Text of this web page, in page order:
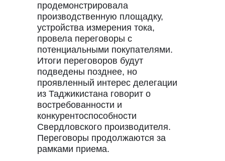
продемонстрировала
производственную площадку,
устройства измерения тока,
провела переговоры с
потенциальными покупателями.
Итоги переговоров будут
подведены позднее, но
проявленный интерес делегации
из Таджикистана говорит о
востребованности и
конкурентоспособности
Свердловского производителя.
Переговоры продолжаются за
рамками приема.